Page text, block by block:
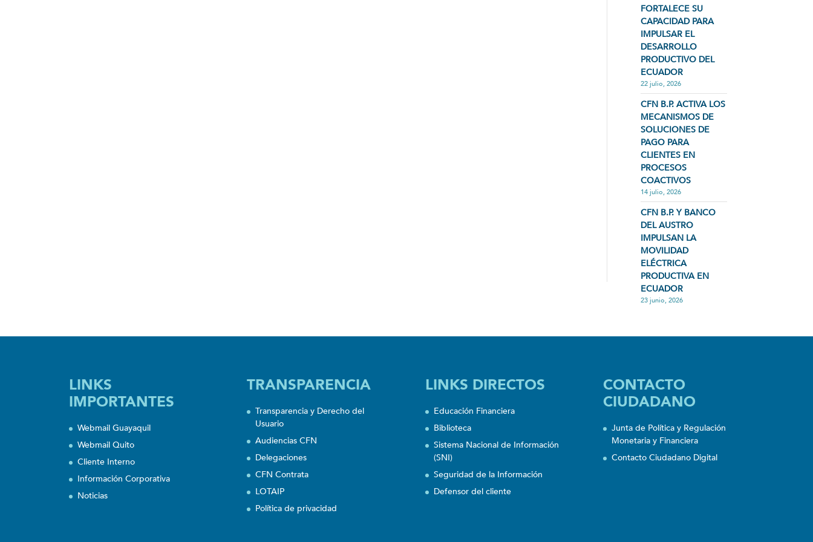
FORTALECE SU
CAPACIDAD PARA
IMPULSAR EL
DESARROLLO
PRODUCTIVO DEL
ECUADOR
22 julio, 2026
CFN B.P. ACTIVA LOS
MECANISMOS DE
SOLUCIONES DE
PAGO PARA
CLIENTES EN
PROCESOS
COACTIVOS
14 julio, 2026
CFN B.P. Y BANCO
DEL AUSTRO
IMPULSAN LA
MOVILIDAD
ELÉCTRICA
PRODUCTIVA EN
ECUADOR
23 junio, 2026
LINKS
IMPORTANTES
Webmail Guayaquil
Webmail Quito
Cliente Interno
Información Corporativa
Noticias
TRANSPARENCIA
Transparencia y Derecho del
Usuario
Audiencias CFN
Delegaciones
CFN Contrata
LOTAIP
Política de privacidad
LINKS DIRECTOS
Educación Financiera
Biblioteca
Sistema Nacional de Información
(SNI)
Seguridad de la Información
Defensor del cliente
CONTACTO
CIUDADANO
Junta de Política y Regulación
Monetaria y Financiera
Contacto Ciudadano Digital